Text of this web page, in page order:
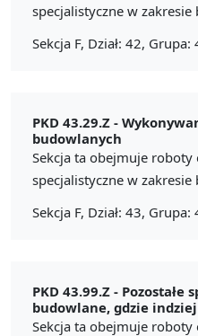
specjalistyczne w
Sekcja F, Dział: 42,
PKD 43.29.Z -
budowlanych
Sekcja ta obejmuje
specjalistyczne w
Sekcja F, Dział: 43,
PKD 43.99.Z - Pozostałe
budowlane, gdzie
Sekcja ta obejmuje